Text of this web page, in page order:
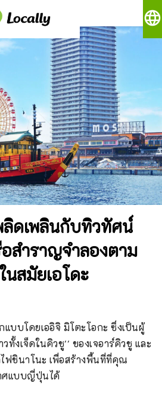
language
ลิดเพลินกับทิวทัศน์
อสำราญจำลองตาม
นสมัยเอโดะ
แบบโดยเออิจิ มิโตะโอกะ ซึ่งเป็นผู้
ทั้งเจ็ดในคิวชู'' ของเจอาร์คิวชู และ
ฟชินาโนะ เพื่อสร้างพื้นที่ที่คุณ
ศแบบญี่ปุ่นได้